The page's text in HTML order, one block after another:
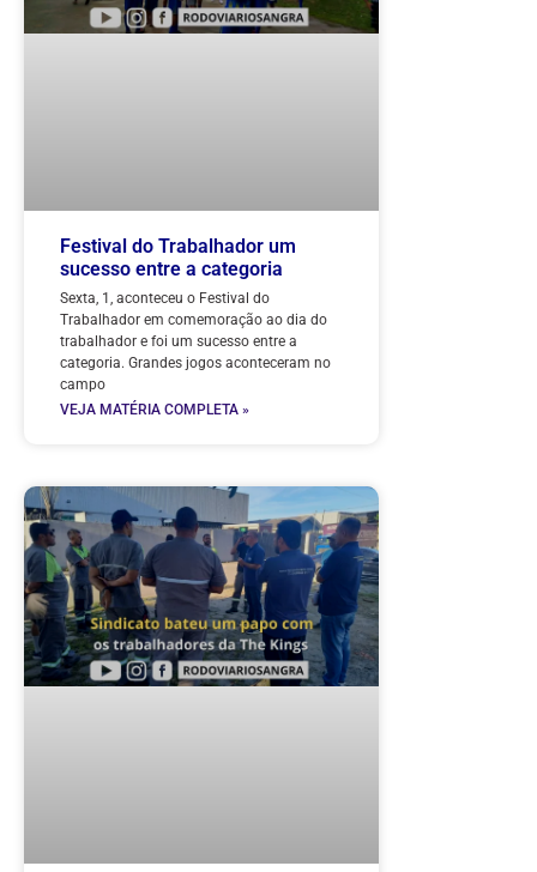
Festival do Trabalhador um
sucesso entre a categoria
Sexta, 1, aconteceu o Festival do
Trabalhador em comemoração ao dia do
trabalhador e foi um sucesso entre a
categoria. Grandes jogos aconteceram no
campo
VEJA MATÉRIA COMPLETA »